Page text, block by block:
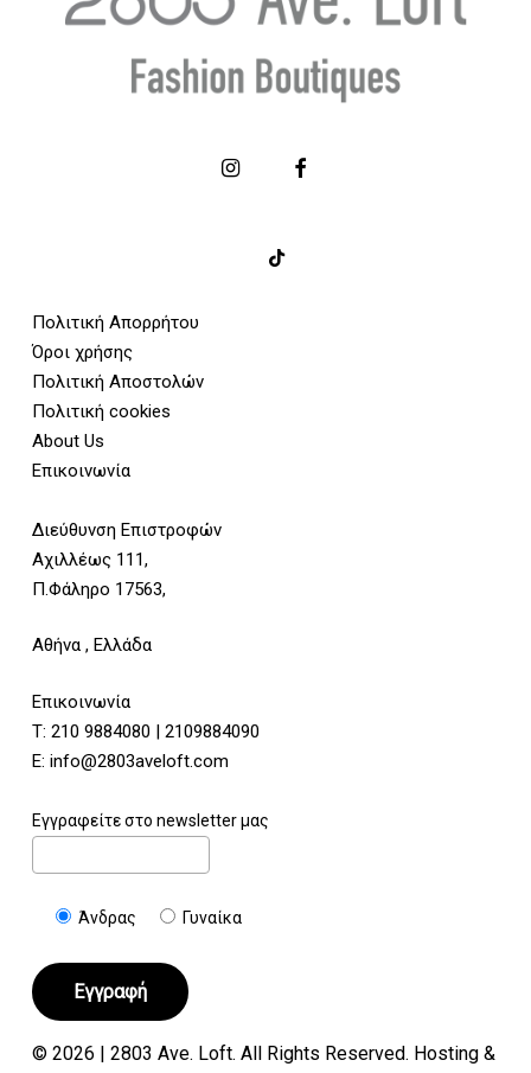
Πολιτική Απορρήτου
Όροι χρήσης
Πολιτική Αποστολών
Πολιτική cookies
About Us
Επικοινωνία
Διεύθυνση Επιστροφών
Αχιλλέως 111,
Π.Φάληρο 17563,
Αθήνα , Ελλάδα
Επικοινωνία
Τ: 210 9884080 | 2109884090
E: info@2803aveloft.com
Εγγραφείτε στο newsletter μας
Άνδρας Γυναίκα
© 2026 | 2803 Ave. Loft. All Rights Reserved. Hosting &